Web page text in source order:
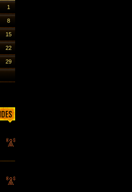
1
8
15
22
29